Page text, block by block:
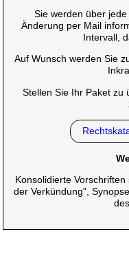
Sie werden über
Änderung per Mail
Intervall,
Auf Wunsch werden Sie
Stellen Sie Ihr Paket zu
Konsolidierte
der Verkündung",